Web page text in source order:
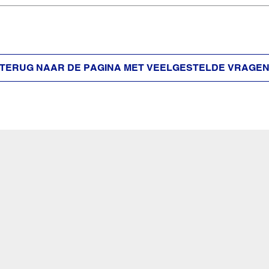
TERUG NAAR DE PAGINA MET VEELGESTELDE VRAGEN